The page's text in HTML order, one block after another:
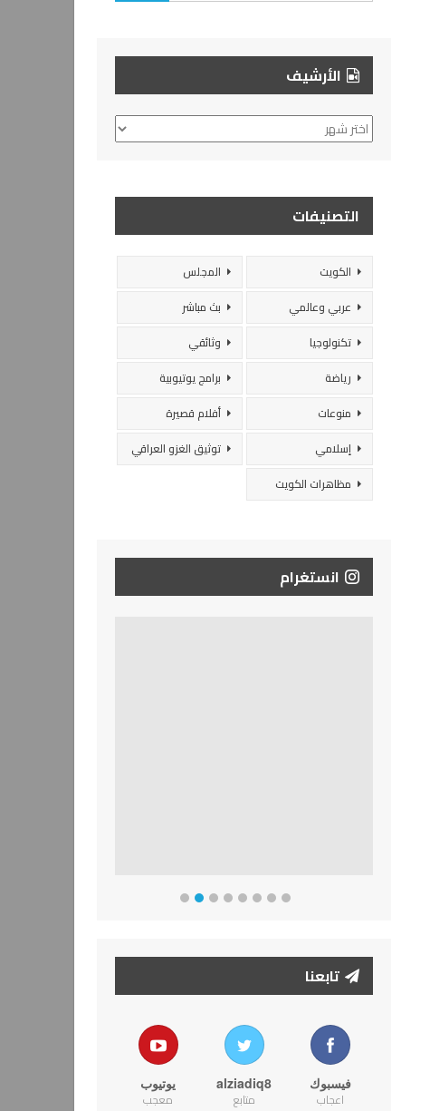
الأرشيف
الأرشيف
التصنيفات
الكويت
المجلس
عربي وعالمي
بث مباشر
تكنولوجيا
وثائقي
رياضة
برامج يوتيوبية
منوعات
أفلام قصيرة
إسلامي
توثيق الغزو العراقي
مظاهرات الكويت
انستغرام
تابعنا
فيسبوك
اعجاب
alziadiq8
متابع
يوتيوب
معجب